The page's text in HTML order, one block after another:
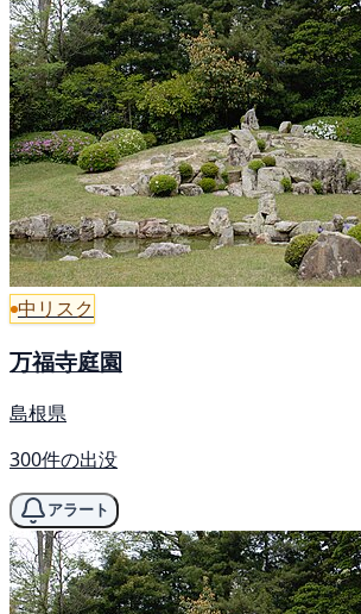
中リスク
万福寺庭園
島根県
300件の出没
アラート